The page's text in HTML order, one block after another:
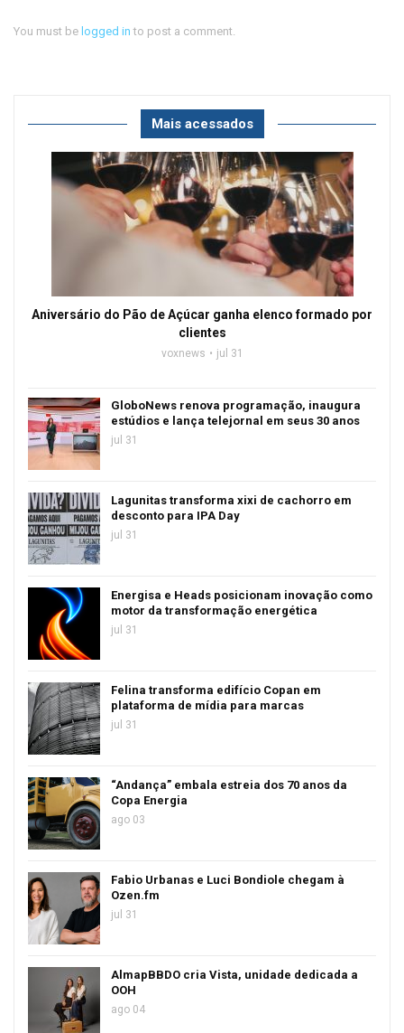
You must be logged in to post a comment.
Mais acessados
Aniversário do Pão de Açúcar ganha elenco formado por
clientes
voxnews jul 31
GloboNews renova programação, inaugura
estúdios e lança telejornal em seus 30 anos
jul 31
Lagunitas transforma xixi de cachorro em
desconto para IPA Day
jul 31
Energisa e Heads posicionam inovação como
motor da transformação energética
jul 31
Felina transforma edifício Copan em
plataforma de mídia para marcas
jul 31
“Andança” embala estreia dos 70 anos da
Copa Energia
ago 03
Fabio Urbanas e Luci Bondiole chegam à
Ozen.fm
jul 31
AlmapBBDO cria Vista, unidade dedicada a
OOH
ago 04